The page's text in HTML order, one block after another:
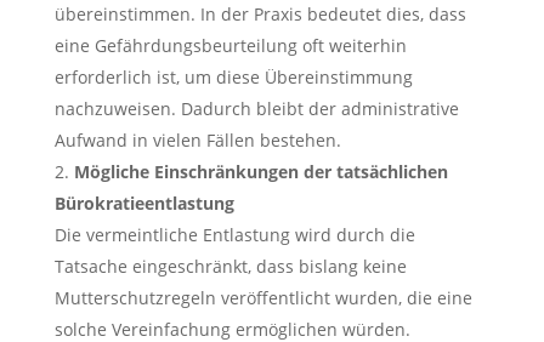
übereinstimmen. In der Praxis bedeutet dies, dass
eine Gefährdungsbeurteilung oft weiterhin
erforderlich ist, um diese Übereinstimmung
nachzuweisen. Dadurch bleibt der administrative
Aufwand in vielen Fällen bestehen.
Mögliche Einschränkungen der tatsächlichen
Bürokratieentlastung
Die vermeintliche Entlastung wird durch die
Tatsache eingeschränkt, dass bislang keine
Mutterschutzregeln veröffentlicht wurden, die eine
solche Vereinfachung ermöglichen würden.